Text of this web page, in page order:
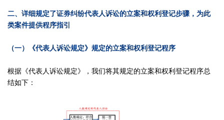
二、详细规定了证券纠纷代表人诉讼的立案和权利登记步骤，为此
类案件提供程序指引
（一）《代表人诉讼规定》规定的立案和权利登记程序
根据《代表人诉讼规定》，我们将其规定的立案和权利登记程序总
结如下：